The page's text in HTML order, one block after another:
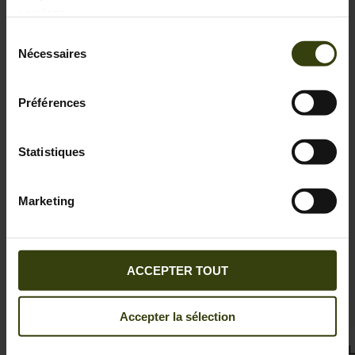
Nécessaires
Préférences
Statistiques
Marketing
ACCEPTER TOUT
Accepter la sélection